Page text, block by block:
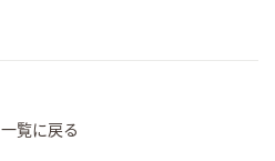
一覧に戻る